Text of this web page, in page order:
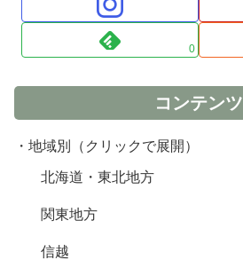
0
コンテンツ
・地域別（クリックで展開）
北海道・東北地方
関東地方
信越